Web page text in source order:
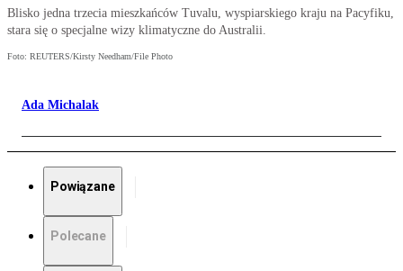
Blisko jedna trzecia mieszkańców Tuvalu, wyspiarskiego kraju na Pacyfiku,
stara się o specjalne wizy klimatyczne do Australii.
Foto: REUTERS/Kirsty Needham/File Photo
Ada Michalak
Powiązane
Polecane